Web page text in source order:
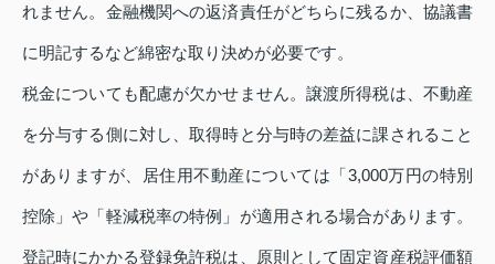
れません。金融機関への返済責任がどちらに残るか、協議書
に明記するなど綿密な取り決めが必要です。
税金についても配慮が欠かせません。譲渡所得税は、不動産
を分与する側に対し、取得時と分与時の差益に課されること
がありますが、居住用不動産については「3,000万円の特別
控除」や「軽減税率の特例」が適用される場合があります。
登記時にかかる登録免許税は、原則として固定資産税評価額